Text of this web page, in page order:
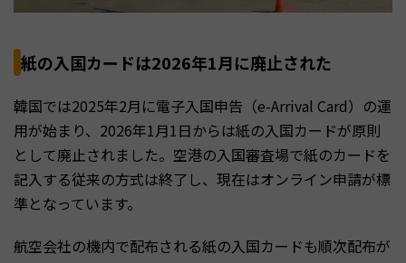
紙の入国カードは2026年1月に廃止された
韓国では2025年2月に電子入国申告（e-Arrival Card）の運
用が始まり、2026年1月1日からは紙の入国カードが原則
として廃止されました。空港の入国審査場で紙のカードを
記入する従来の方式は終了し、現在はオンライン申請が標
準となっています。
航空会社の機内で配布される紙の入国カードも順次配布が